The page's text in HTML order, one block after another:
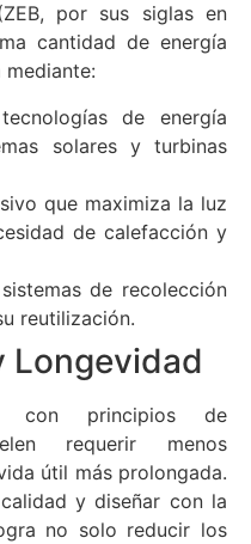
por sus siglas en
cantidad de energía
mediante:
de energía
solares y turbinas
que maximiza la luz
de calefacción y
de recolección
reutilización.
Longevidad
con principios de
requerir menos
útil más prolongada.
y diseñar con la
no solo reducir los